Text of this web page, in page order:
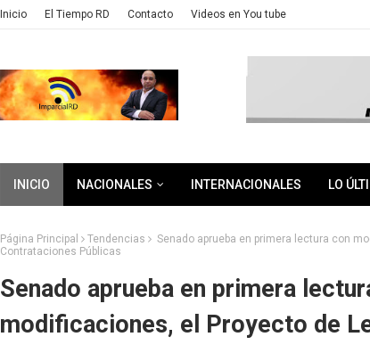
Inicio El Tiempo RD Contacto Videos en You tube
INICIO NACIONALES INTERNACIONALES LO
Página Principal Tendencias
Senado aprueba en primera lectura con
Contrataciones Públicas
Senado aprueba en primera
modificaciones, el Proyecto de